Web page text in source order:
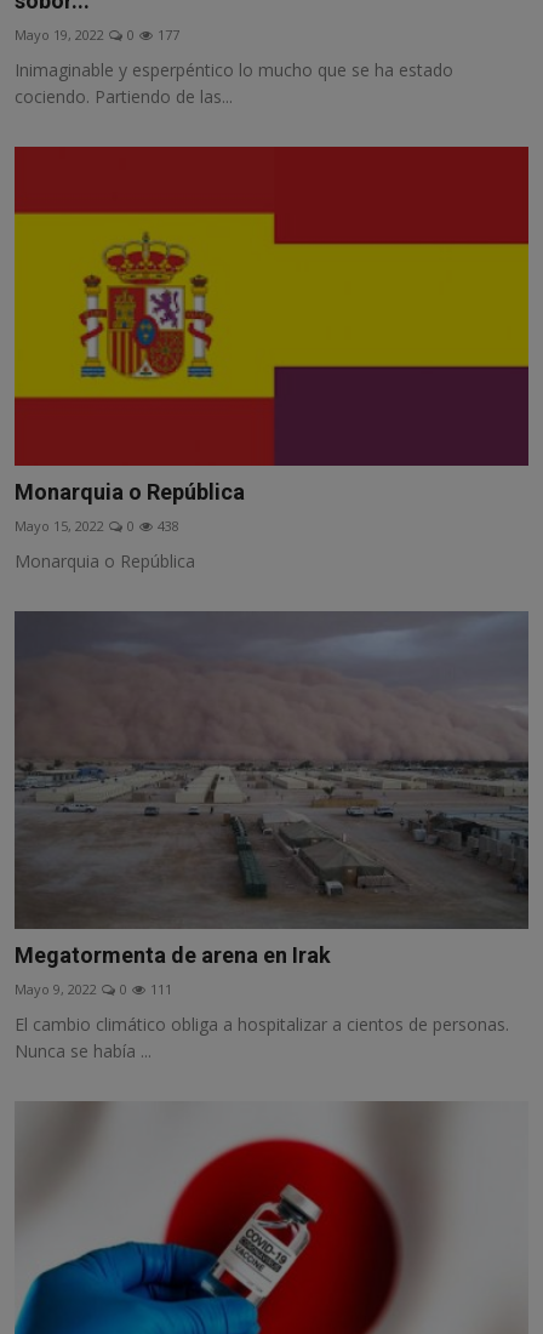
Misterios
Cultura
Informatica
Mayo 19, 2022 0 177
Inimaginable y esperpéntico lo mucho que se ha estado
cociendo. Partiendo de las...
Monarquia o República
Mayo 15, 2022 0 438
Monarquia o República
Megatormenta de arena en Irak
Mayo 9, 2022 0 111
El cambio climático obliga a hospitalizar a cientos de personas.
Nunca se había ...